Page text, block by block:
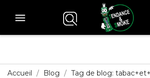
Accueil Blog Tag de blog: